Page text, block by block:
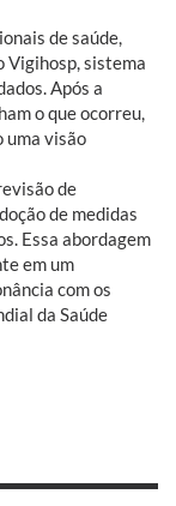
de saúde,
Vigihosp, sistema
Após a
o que ocorreu,
uma visão
de
de medidas
Essa abordagem
em um
com os
da Saúde